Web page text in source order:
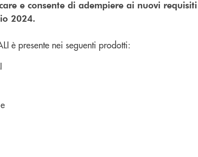
e consente di adempiere ai nuovi
2024.
è presente nei seguenti prodotti: